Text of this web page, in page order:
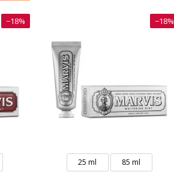
−18% −18%
25 ml 85 ml